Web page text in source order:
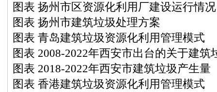
图表 扬州市区资源化利用厂建设运行情况
图表 扬州市建筑垃圾处理方案
图表 青岛建筑垃圾资源化利用管理模式
图表 2008-2022年西安市出台的关于建筑
图表 2018-2022年西安市建筑垃圾产生量
图表 香港建筑垃圾资源化利用管理模式